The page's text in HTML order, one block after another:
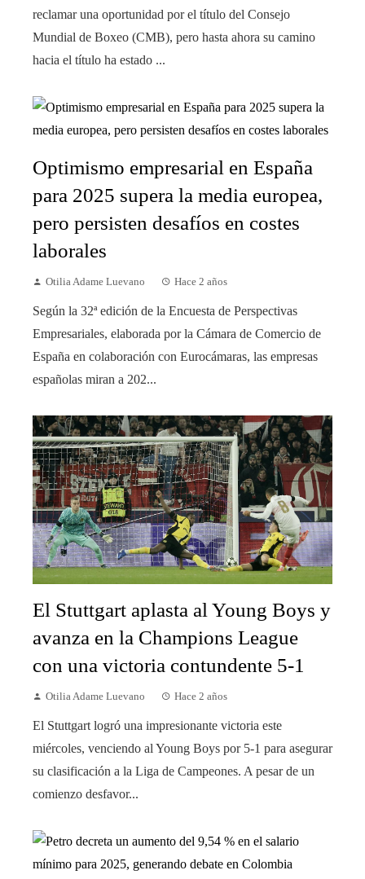
reclamar una oportunidad por el título del Consejo
Mundial de Boxeo (CMB), pero hasta ahora su camino
hacia el título ha estado ...
Optimismo empresarial en España
para 2025 supera la media europea,
pero persisten desafíos en costes
laborales
Otilia Adame Luevano Hace 2 años
Según la 32ª edición de la Encuesta de Perspectivas
Empresariales, elaborada por la Cámara de Comercio de
España en colaboración con Eurocámaras, las empresas
españolas miran a 202...
El Stuttgart aplasta al Young Boys y
avanza en la Champions League
con una victoria contundente 5-1
Otilia Adame Luevano Hace 2 años
El Stuttgart logró una impresionante victoria este
miércoles, venciendo al Young Boys por 5-1 para asegurar
su clasificación a la Liga de Campeones. A pesar de un
comienzo desfavor...